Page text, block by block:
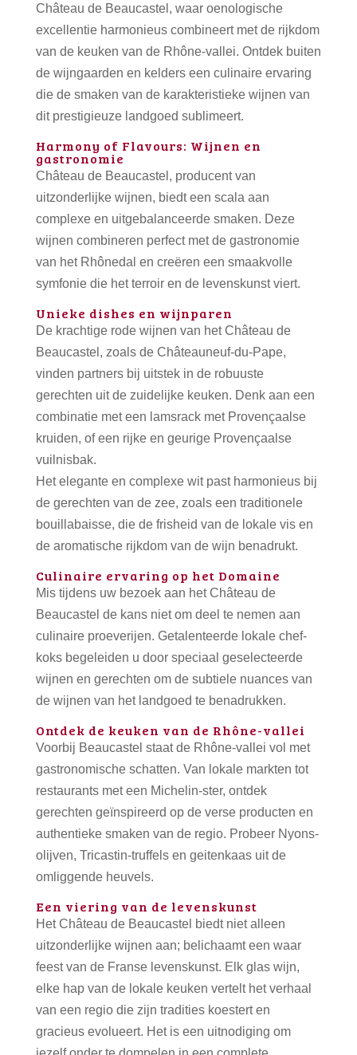
Château de Beaucastel, waar oenologische
excellentie harmonieus combineert met de rijkdom
van de keuken van de Rhône-vallei. Ontdek buiten
de wijngaarden en kelders een culinaire ervaring
die de smaken van de karakteristieke wijnen van
dit prestigieuze landgoed sublimeert.
Harmony of Flavours: Wijnen en
gastronomie
Château de Beaucastel, producent van
uitzonderlijke wijnen, biedt een scala aan
complexe en uitgebalanceerde smaken. Deze
wijnen combineren perfect met de gastronomie
van het Rhônedal en creëren een smaakvolle
symfonie die het terroir en de levenskunst viert.
Unieke dishes en wijnparen
De krachtige rode wijnen van het Château de
Beaucastel, zoals de Châteauneuf-du-Pape,
vinden partners bij uitstek in de robuuste
gerechten uit de zuidelijke keuken. Denk aan een
combinatie met een lamsrack met Provençaalse
kruiden, of een rijke en geurige Provençaalse
vuilnisbak.
Het elegante en complexe wit past harmonieus bij
de gerechten van de zee, zoals een traditionele
bouillabaisse, die de frisheid van de lokale vis en
de aromatische rijkdom van de wijn benadrukt.
Culinaire ervaring op het Domaine
Mis tijdens uw bezoek aan het Château de
Beaucastel de kans niet om deel te nemen aan
culinaire proeverijen. Getalenteerde lokale chef-
koks begeleiden u door speciaal geselecteerde
wijnen en gerechten om de subtiele nuances van
de wijnen van het landgoed te benadrukken.
Ontdek de keuken van de Rhône-vallei
Voorbij Beaucastel staat de Rhône-vallei vol met
gastronomische schatten. Van lokale markten tot
restaurants met een Michelin-ster, ontdek
gerechten geïnspireerd op de verse producten en
authentieke smaken van de regio. Probeer Nyons-
olijven, Tricastin-truffels en geitenkaas uit de
omliggende heuvels.
Een viering van de levenskunst
Het Château de Beaucastel biedt niet alleen
uitzonderlijke wijnen aan; belichaamt een waar
feest van de Franse levenskunst. Elk glas wijn,
elke hap van de lokale keuken vertelt het verhaal
van een regio die zijn tradities koestert en
gracieus evolueert. Het is een uitnodiging om